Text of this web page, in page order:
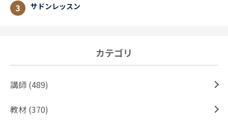
サドンレッスン
カテゴリ
講師 (489)
教材 (370)